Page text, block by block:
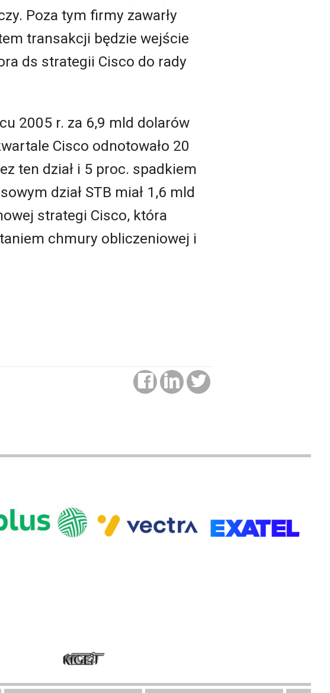
Poza tym firmy zawarły
transakcji będzie wejście
ds strategii Cisco do rady
2005 r. za 6,9 mld dolarów
Cisco odnotowało 20
ten dział i 5 proc. spadkiem
dział STB miał 1,6 mld
strategi Cisco, która
chmury obliczeniowej i